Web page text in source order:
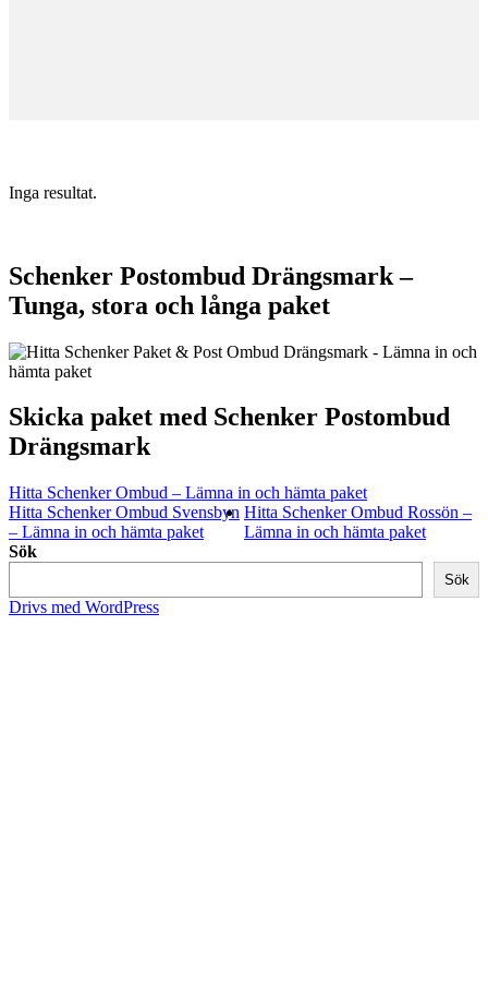
Inga resultat.
Schenker Postombud Drängsmark –
Tunga, stora och långa paket
Skicka paket med Schenker Postombud
Drängsmark
Hitta Schenker Ombud – Lämna in och hämta paket
Hitta Schenker Ombud Svensbyn
– Lämna in och hämta paket
Hitta Schenker Ombud Rossön –
Lämna in och hämta paket
Sök
Sök
Drivs med WordPress